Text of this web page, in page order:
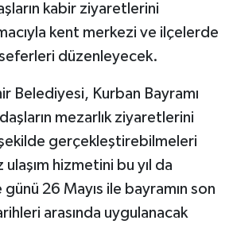
kabir ziyaretlerini
kent merkezi ve ilçelerde
düzenleyecek.
Belediyesi, Kurban Bayramı
mezarlık ziyaretlerini
gerçekleştirebilmeleri
hizmetini bu yıl da
26 Mayıs ile bayramın son
arasında uygulanacak